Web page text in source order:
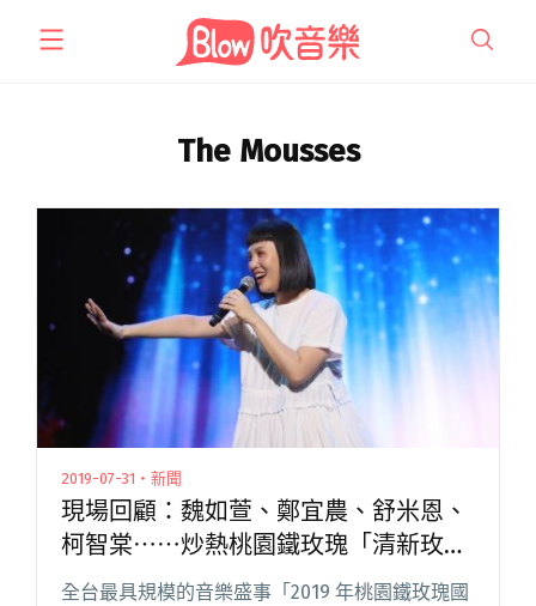
The Mousses
2019-07-31・新聞
現場回顧：魏如萱、鄭宜農、舒米恩、
柯智棠⋯⋯炒熱桃園鐵玫瑰「清新玫瑰
趴」
全台最具規模的音樂盛事「2019 年桃園鐵玫瑰國